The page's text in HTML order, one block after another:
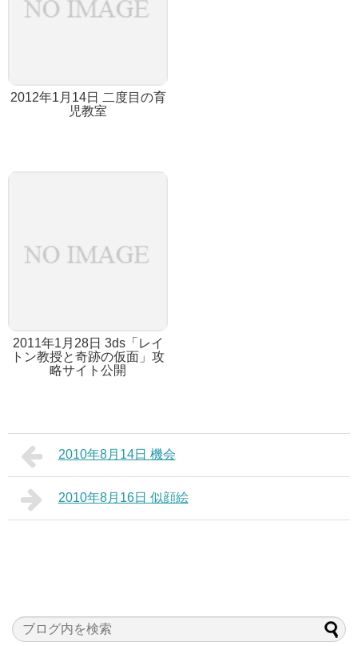
2012年1月14日 二度目の育
児教室
2011年1月28日 3ds「レイ
トン教授と奇跡の仮面」攻
略サイト公開
2010年8月14日 機会
2010年8月16日 似顔絵